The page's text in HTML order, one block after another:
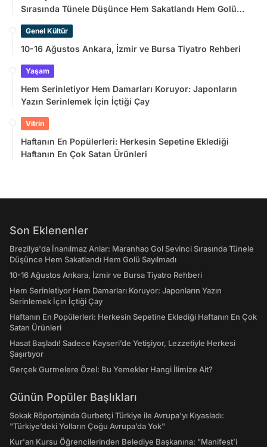
Sırasında Tünele Düşünce Hem Sakatlandı Hem Golü
Genel Kültür
10-16 Ağustos Ankara, İzmir ve Bursa Tiyatro Rehberi
Yaşam
Hem Serinletiyor Hem Damarları Koruyor: Japonların
Yazın Serinlemek İçin İçtiği Çay
Vitrin
Haftanın En Popülerleri: Herkesin Sepetine Eklediği
Haftanın En Çok Satan Ürünleri
Son Eklenenler
Brezilya'da İnanılmaz Anlar: Maranhao Gol Sevinci Sırasında Tünele
Düşünce Hem Sakatlandı Hem Golü Sayılmadı
10-16 Ağustos Ankara, İzmir ve Bursa Tiyatro Rehberi
Hem Serinletiyor Hem Damarları Koruyor: Japonların Yazın
Serinlemek İçin İçtiği Çay
Haftanın En Popülerleri: Herkesin Sepetine Eklediği Haftanın En Çok
Satan Ürünleri
Hasat Başladı! Sadece Kayseri’de Yetişiyor, Lezzetiyle Herkesi
Şaşırtıyor
Gerçek Gurmelere Özel: Bu Yemekler Hangi İlimize Ait?
Günün Popüler Başlıkları
Sokak Röportajında Gurbetçi Türkiye ile Avrupa'yı Kıyasladı:
"Türkiye’deki Yolların Çoğu Avrupa’da Yok"
Kur'an Kursu Öğrencilerinden Belediye Başkanına: "Manifest’i